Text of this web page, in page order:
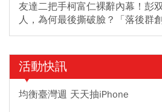
友達二把手柯富仁裸辭內幕！彭
人，為何最後撕破臉？「落後群
活動快訊
均衡臺灣週 天天抽iPhone